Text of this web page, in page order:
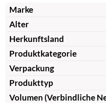
Marke
Alter
Herkunftsland
Produktkategorie
Verpackung
Produkttyp
Volumen (Verbindliche